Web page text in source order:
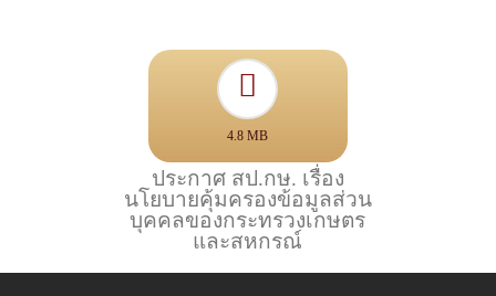
4.8 MB
ประกาศ สป.กษ. เรื่อง
นโยบายคุ้มครองข้อมูลส่วน
บุคคลของกระทรวงเกษตร
และสหกรณ์